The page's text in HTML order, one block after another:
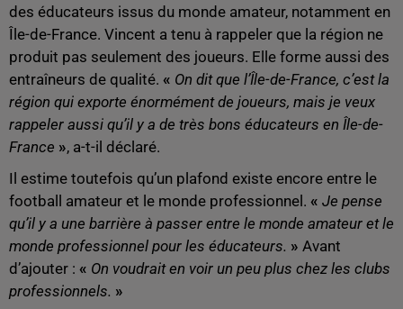
des éducateurs issus du monde amateur, notamment en
Île-de-France. Vincent a tenu à rappeler que la région ne
produit pas seulement des joueurs. Elle forme aussi des
entraîneurs de qualité. « On dit que l’Île-de-France, c’est la
région qui exporte énormément de joueurs, mais je veux
rappeler aussi qu’il y a de très bons éducateurs en Île-de-
France », a-t-il déclaré.
Il estime toutefois qu’un plafond existe encore entre le
football amateur et le monde professionnel. « Je pense
qu’il y a une barrière à passer entre le monde amateur et le
monde professionnel pour les éducateurs. » Avant
d’ajouter : « On voudrait en voir un peu plus chez les clubs
professionnels. »